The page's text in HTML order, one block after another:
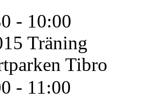
- 10:00
Träning
Tibro
- 11:00